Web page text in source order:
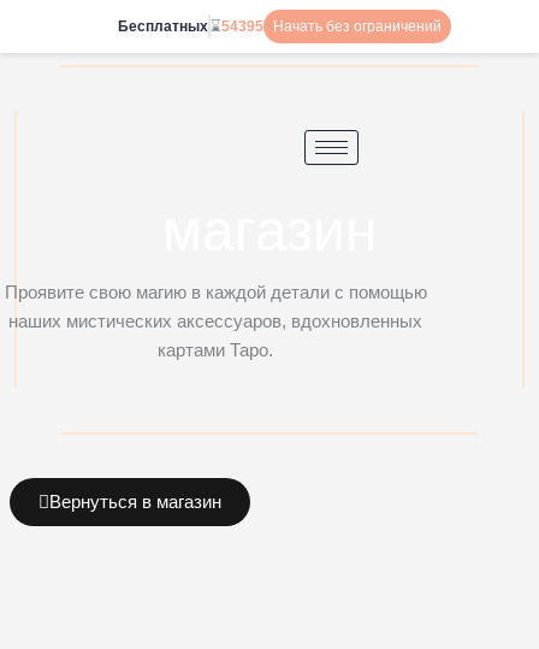
Бесплатных⌛54395 Начать без ограничений
содержимому
Проявите свою магию в каждой детали с помощью
наших мистических аксессуаров, вдохновленных
картами Таро.
Вернуться в магазин